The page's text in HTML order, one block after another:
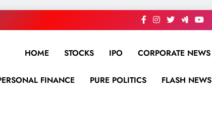
HOME STOCKS IPO CORPORATE NEWS
FINANCE PURE POLITICS FLASH NEWS